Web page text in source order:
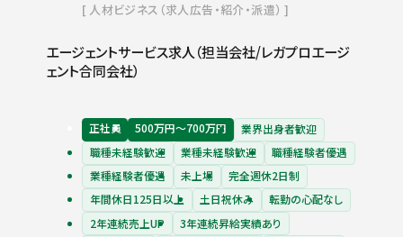
人材ビジネス（求人広告・紹介・派遣）
エージェントサービス求人（担当会社/レガプロエージ
ェント合同会社）
正社員 500万円〜700万円
業界出身者歓迎
職種未経験歓迎
業種未経験歓迎
職種経験者優遇
業種経験者優遇
未上場
完全週休2日制
年間休日125日以上
土日祝休み
転勤の心配なし
2年連続売上UP
3年連続昇給実績あり